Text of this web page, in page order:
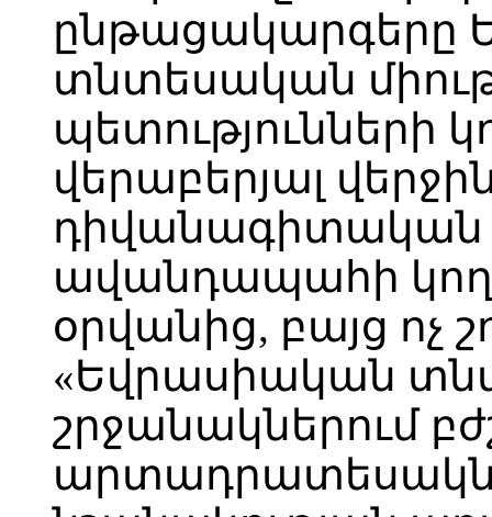
ընթացակարգերը
տնտեսական
պետությունների
վերաբերյալ
դիվանագիտական
ավանդապահի
օրվանից, բայց ոչ
«Եվրասիական
շրջանակներում